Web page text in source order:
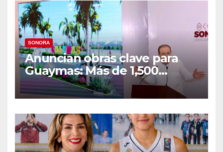
SONORA
Anuncian obras clave para
Guaymas: Más de 1,500
viviendas, modernización del
malecón y nuevo hospital del